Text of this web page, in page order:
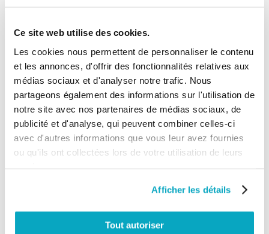
Ce site web utilise des cookies.
Les cookies nous permettent de personnaliser le contenu
et les annonces, d'offrir des fonctionnalités relatives aux
médias sociaux et d'analyser notre trafic. Nous
partageons également des informations sur l'utilisation de
notre site avec nos partenaires de médias sociaux, de
publicité et d'analyse, qui peuvent combiner celles-ci
avec d'autres informations que vous leur avez fournies
ou qu'ils ont collectées lors de votre utilisation de leurs
Afficher les détails
Tout autoriser
Détails du produit
CCE - BPM 60 Barre palpeuse - Pour
portails coulissants et battants
106,65 €
88,87 € Ajouter au panier
(3)